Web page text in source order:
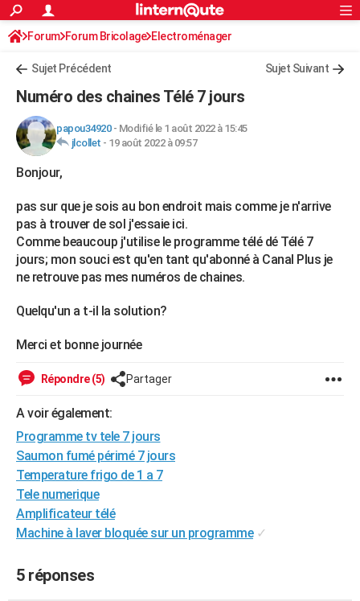
ACTUALITÉS
Politique
Société
Faits Divers
Education
Monde
Villes
+
FINANCE
Retraite
Impôts
Epargne
Immobilier
Risques naturels par ville
Banque
Assurance
Crédit
AUTO
Essais
Réserver un essai
Citadines
Berlines
SUV
Forum auto
+HIGH-TECH
Mobiles
Meilleur smartphone
Internet
Ordinateurs
Jeux vidéo
Guide high-tech
+BRICOLAGE
Forum
Aménagement intérieur
Extérieur
Cuisine
Salle de bains
Jardinage
Rangement
WEEK-END
Guides de France
Escapades
Patrimoine
Expositions
Musées
Week-end nature
+LIFESTYLE
Art de vivre
Bien-être
Loisirs
Mode
Modes de vie
SANTE
Alimentation
Guide de la santé
Maladies
Médicaments
Sommeil
VOYAGE
Destinations
City break
Voyage nature
Voyage de noces
Forum
Climat
PHOTO
GUIDES D'ACHAT
BONS PLANS
CARTE DE VOEUX
Carte de Noël
Carte Bonne année
Carte Saint-Valentin
Carte Pâques
Carte d'anniversaire
DICTIONNAIRE
Dictionnaire
Biographies
Citations
Expressions
Proverbes
PROGRAMME TV
COPAINS D'AVANT
S'inscrire
Connexion
Forum Forum Bricolage Electroménager
Sujet Précédent Sujet Suivant
Numéro des chaines Télé 7 jours
papou34920- Modifié le 1 août 2022 à 15:45
jlcollet - 19 août 2022 à 09:57
Bonjour,
pas sur que je sois au bon endroit mais comme je n'arrive
pas à trouver de sol j'essaie ici.
Comme beaucoup j'utilise le programme télé dé Télé 7
jours; mon souci est qu'en tant qu'abonné à Canal Plus je
ne retrouve pas mes numéros de chaines.
Quelqu'un a t-il la solution?
Merci et bonne journée
Répondre (5) Partager
A voir également:
Programme tv tele 7 jours
Saumon fumé périmé 7 jours
Temperature frigo de 1 a 7
Tele numerique
Amplificateur télé
Machine à laver bloquée sur un programme ✓
5 réponses